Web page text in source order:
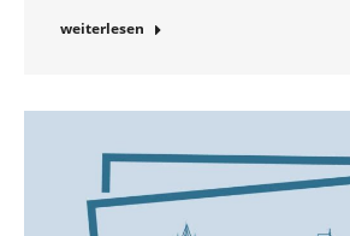
weiterlesen